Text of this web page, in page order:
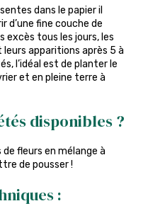
dans le papier il
d’une fine couche de
excès tous les jours, les
apparitions après 5 à
l’idéal est de planter le
et en pleine terre à
disponibles ?
fleurs en mélange à
de pousser !
: